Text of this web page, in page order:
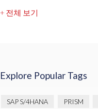
+ 전체 보기
Explore Popular Tags
SAP S/4HANA PRISM